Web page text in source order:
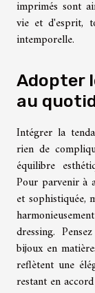
imprimés sont
vie et d'esprit,
intemporelle.
Adopter
au
Intégrer la
rien de
équilibre
Pour parvenir à
et sophistiquée,
dressing.
bijoux en
reflètent une
restant en